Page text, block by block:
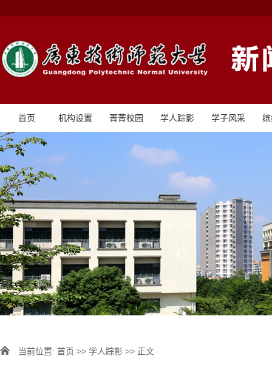
首页 机构设置 菁菁校园 学人踪影 学子风采
当前位置: 首页 >> 学人踪影 >> 正文